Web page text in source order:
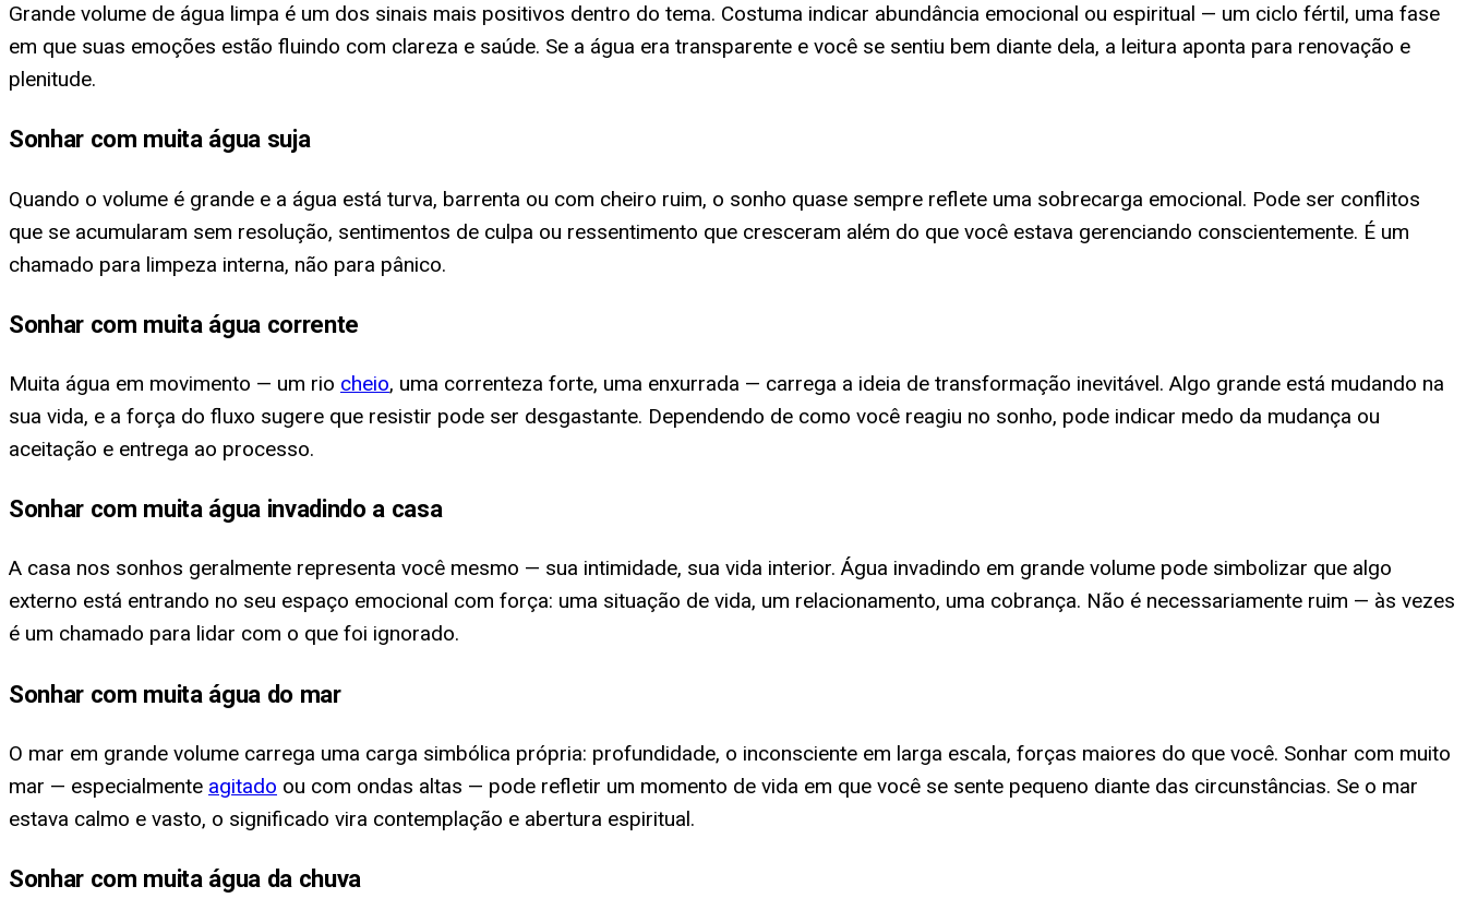
Grande volume de água limpa é um dos sinais mais positivos dentro do tema. Costuma indicar abundância emocional ou espiritual — um ciclo fértil, uma fase
em que suas emoções estão fluindo com clareza e saúde. Se a água era transparente e você se sentiu bem diante dela, a leitura aponta para renovação e
plenitude.
Sonhar com muita água suja
Quando o volume é grande e a água está turva, barrenta ou com cheiro ruim, o sonho quase sempre reflete uma sobrecarga emocional. Pode ser conflitos
que se acumularam sem resolução, sentimentos de culpa ou ressentimento que cresceram além do que você estava gerenciando conscientemente. É um
chamado para limpeza interna, não para pânico.
Sonhar com muita água corrente
Muita água em movimento — um rio cheio, uma correnteza forte, uma enxurrada — carrega a ideia de transformação inevitável. Algo grande está mudando na
sua vida, e a força do fluxo sugere que resistir pode ser desgastante. Dependendo de como você reagiu no sonho, pode indicar medo da mudança ou
aceitação e entrega ao processo.
Sonhar com muita água invadindo a casa
A casa nos sonhos geralmente representa você mesmo — sua intimidade, sua vida interior. Água invadindo em grande volume pode simbolizar que algo
externo está entrando no seu espaço emocional com força: uma situação de vida, um relacionamento, uma cobrança. Não é necessariamente ruim — às vezes
é um chamado para lidar com o que foi ignorado.
Sonhar com muita água do mar
O mar em grande volume carrega uma carga simbólica própria: profundidade, o inconsciente em larga escala, forças maiores do que você. Sonhar com muito
mar — especialmente agitado ou com ondas altas — pode refletir um momento de vida em que você se sente pequeno diante das circunstâncias. Se o mar
estava calmo e vasto, o significado vira contemplação e abertura espiritual.
Sonhar com muita água da chuva